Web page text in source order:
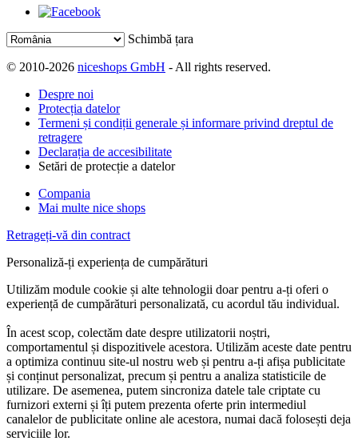
Schimbă țara
© 2010-2026 niceshops GmbH - All rights reserved.
Despre noi
Protecția datelor
Termeni și condiții generale și informare privind dreptul de
retragere
Declarația de accesibilitate
Setări de protecție a datelor
Compania
Mai multe nice shops
Retrageți-vă din contract
Personaliză-ți experiența de cumpărături
Utilizăm module cookie și alte tehnologii doar pentru a-ți oferi o
experiență de cumpărături personalizată, cu acordul tău individual.
În acest scop, colectăm date despre utilizatorii noștri,
comportamentul și dispozitivele acestora. Utilizăm aceste date pentru
a optimiza continuu site-ul nostru web și pentru a-ți afișa publicitate
și conținut personalizat, precum și pentru a analiza statisticile de
utilizare. De asemenea, putem sincroniza datele tale criptate cu
furnizori externi și îți putem prezenta oferte prin intermediul
canalelor de publicitate online ale acestora, numai dacă folosești deja
serviciile lor.